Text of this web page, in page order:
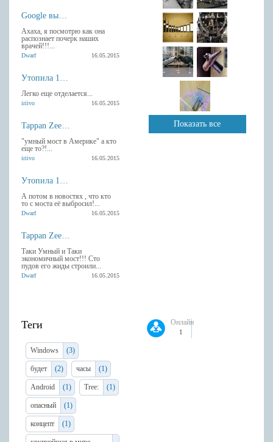
Google выпустила Android-клавиатуру с рукописным вводом.
Ахаха, я посмотрю как она
распознает почерк наших
врачей!!!...
Dwarf 16.05.2015
Утопила 13 гаджетов Apple
Легко еще отделается...
iriivo 16.05.2015
Tappan Zee умный мост в Америке
"умный мост в Америке" а кто
еще то?!...
iriivo 16.05.2015
Утопила 13 гаджетов Apple
А потом в новостях , что кто
то с моста её выбросил!...
Dwarf 16.05.2015
Tappan Zee умный мост в Америке
Таки Умный и Таки
экономичный мост!!! Сто
пудов его жиды строили...
Dwarf 16.05.2015
Показать все
Теги
Windows (3)
будет (2) часы (1)
Android (1) Tree: (1)
опасный (1)
концепт (1)
Онлайн
1